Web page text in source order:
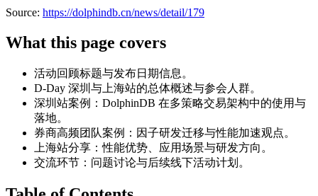
Source: https://dolphindb.cn/news/detail/179
What this page covers
活动回顾标题与发布日期信息。
D-Day 深圳与上海站的总体概述与参会人群。
深圳站案例：DolphinDB 在多策略交易架构中的使用与
落地。
券商高频团队案例：因子研发迁移与性能加速观点。
上海站分享：性能优势、应用场景与研发方向。
交流环节：问题讨论与后续线下活动计划。